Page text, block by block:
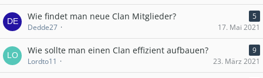
Wie findet man neue Clan Mitglieder?
5
Dedde27
17. Mai 2021
Wie sollte man einen Clan effizient aufbauen?
9
Lordto11
23. März 2021